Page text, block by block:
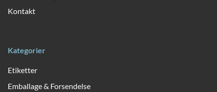
Kontakt
Kategorier
Etiketter
Emballage & Forsendelse